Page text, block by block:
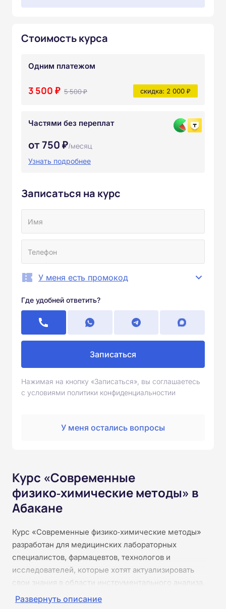
Стоимость курса
Одним платежом
3 500 ₽ 5 500 ₽ скидка: 2 000 ₽
Частями без переплат
от 750 ₽/месяц
Узнать подробнее
Записаться на курс
У меня есть промокод
Где удобней ответить?
Записаться
Нажимая на кнопку «Записаться», вы соглашаетесь
с условиями политики конфиденциальностии
У меня остались вопросы
Курс «Современные
физико‑химические методы» в
Абакане
Курс «Современные физико‑химические методы»
разработан для медицинских лабораторных
специалистов, фармацевтов, технологов и
исследователей, которые хотят актуализировать
свои знания в области инструментального анализа.
Обучение проходит онлайн, без практики и без
Развернуть описание